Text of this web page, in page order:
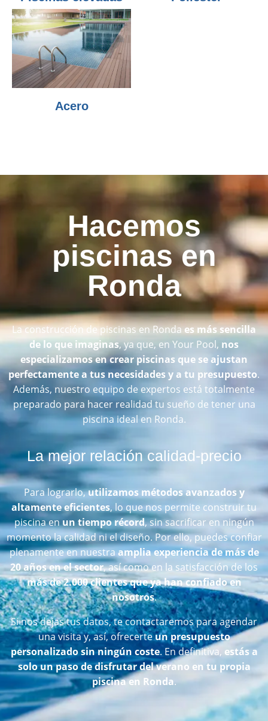
Acero
Hacemos
piscinas en
Ronda
La construcción de piscinas en Rondaes más sencilla
de lo que imaginas, ya que, en Your Pool, nos
especializamos en crear piscinas que se ajustan
perfectamente a tus necesidades y a tu presupuesto.
Además, nuestro equipo de expertos está totalmente
preparado para hacer realidad tu sueño de tener una
piscina ideal en Ronda.
La mejor relación calidad-precio
Para lograrlo,utilizamos métodos avanzados y
altamente eficientes, lo que nos permite construir tu
piscina en un tiempo récord, sin sacrificar en ningún
momento la calidad ni el diseño. Por ello, puedes confiar
plenamente en nuestraamplia experiencia de más de
20 años en el sector, así como en la satisfacción de los
más de 2.000 clientes que ya han confiado en
nosotros.
Si nos dejas tus datos, te contactaremos para agendar
una visita y, así, ofrecerteun presupuesto
personalizado sin ningún coste. En definitiva, estás a
solo un paso de disfrutar del verano en tu propia
piscina en Ronda.